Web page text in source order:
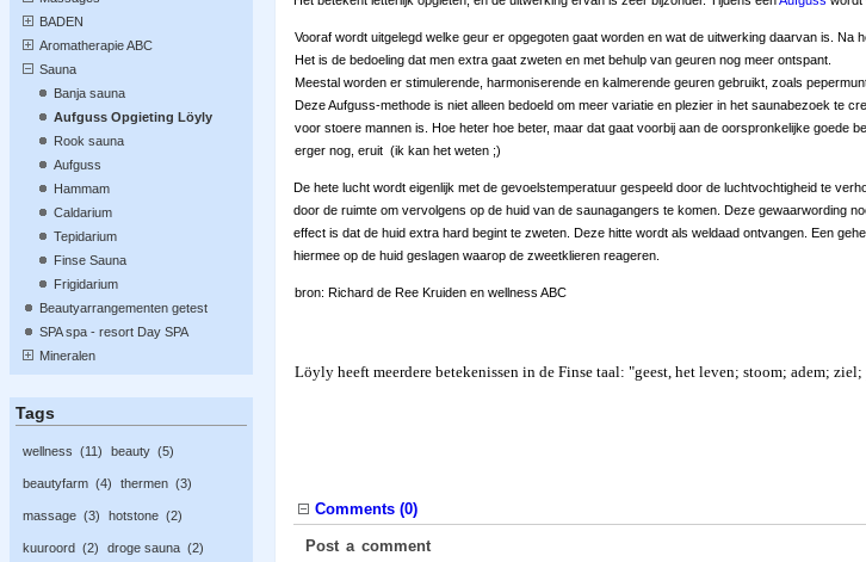
BADEN
Aromatherapie ABC
Sauna
Banja sauna
Aufguss Opgieting Löyly
Rook sauna
Aufguss
Hammam
Caldarium
Tepidarium
Finse Sauna
Frigidarium
Beautyarrangementen getest
SPA spa - resort Day SPA
Mineralen
Tags
wellness 11 beauty 5
beautyfarm 4 thermen 3
massage 3 hotstone 2
kuuroord 2 droge sauna 2
Vooraf wordt uitgelegd welke geur er opgegoten gaat worden en wat de uitwerking daarvan is.
Het is de bedoeling dat men extra gaat zweten en met behulp van geuren nog meer ontspant.
Meestal worden er stimulerende, harmoniserende en kalmerende geuren gebruikt, zoals
Deze Aufguss-methode is niet alleen bedoeld om meer variatie en plezier in het saunabezoek te
voor stoere mannen is. Hoe heter hoe beter, maar dat gaat voorbij aan de oorspronkelijke goede
erger nog, eruit (ik kan het weten ;)
De hete lucht wordt eigenlijk met de gevoelstemperatuur gespeeld door de luchtvochtigheid te
door de ruimte om vervolgens op de huid van de saunagangers te komen. Deze gewaarwording
effect is dat de huid extra hard begint te zweten. Deze hitte wordt als weldaad ontvangen. Een
hiermee op de huid geslagen waarop de zweetklieren reageren.
bron: Richard de Ree Kruiden en wellness ABC
Löyly heeft meerdere betekenissen in de Finse taal: "geest, het leven; stoom; adem;
Comments (0)
Post a comment